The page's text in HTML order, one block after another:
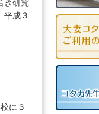
き研究
平成３
に３